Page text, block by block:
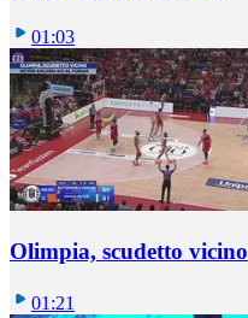
01:03
Olimpia, scudetto vicino
01:21